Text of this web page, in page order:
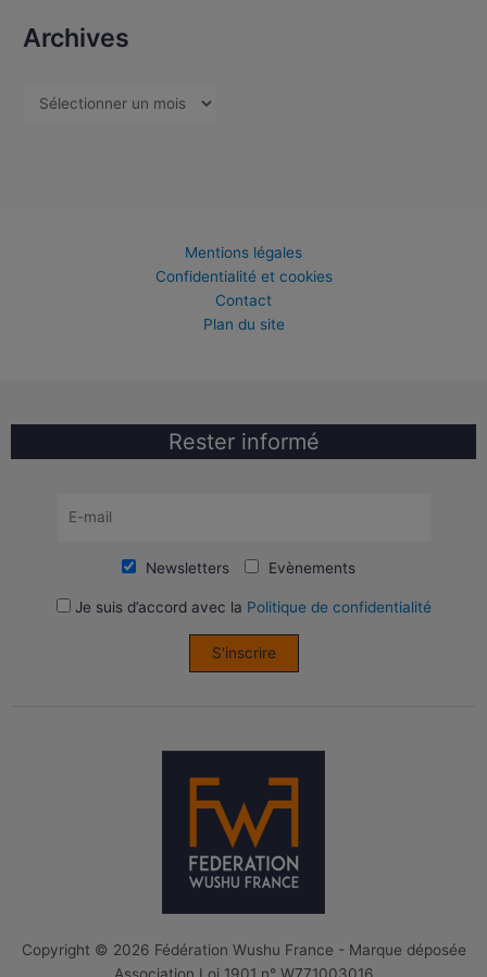
Archives
Mentions légales
Confidentialité et cookies
Contact
Plan du site
Rester informé
Newsletters Evènements
Je suis d’accord avec la Politique de confidentialité
S'inscrire
Copyright © 2026 Fédération Wushu France - Marque déposée